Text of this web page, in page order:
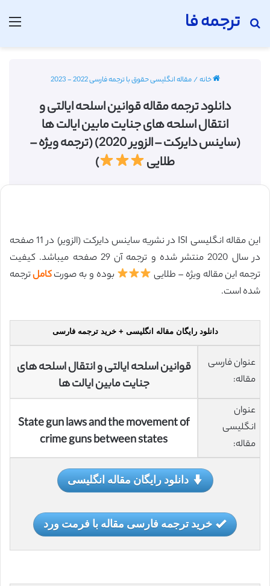
ترجمه فا
جستجو برای
خانه/مقاله انگلیسی حقوق با ترجمه فارسی 2022 - 2023
دانلود ترجمه مقاله قوانین اسلحه ایالتی و
انتقال اسلحه های جنایت مابین ایالت ها
(ساینس دایرکت – الزویر 2020) (ترجمه ویژه –
طلایی
)
این مقاله انگلیسی ISI در نشریه ساینس دایرکت (الزویر) در 11 صفحه
در سال 2020 منتشر شده و ترجمه آن 29 صفحه میباشد. کیفیت
ترجمه این مقاله ویژه – طلایی
بوده و به صورتکاملترجمه
شده است.
دانلود رایگان مقاله انگلیسی + خرید ترجمه فارسی
عنوان فارسی
مقاله:
قوانین اسلحه ایالتی و انتقال اسلحه های
جنایت مابین ایالت ها
عنوان
انگلیسی
مقاله:
State gun laws and the movement of
crime guns between states
دانلود رایگان مقاله انگلیسی
خرید ترجمه فارسی مقاله با فرمت ورد